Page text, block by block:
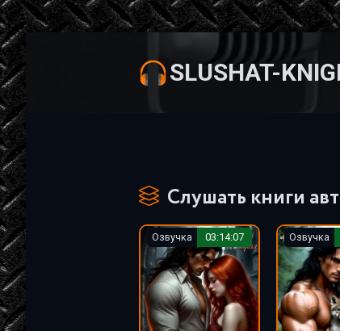
SLUSHAT-
Слушать книги
Озвучка 03:14:07 Озвучка